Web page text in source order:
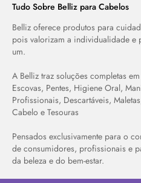
Tudo Sobre Belliz para Cabelos
Belliz oferece produtos para
pois valorizam a individualidade e
um.
A Belliz traz soluções completas
Escovas, Pentes, Higiene Oral,
Profissionais, Descartáveis,
Cabelo e Tesouras
Pensados exclusivamente para o
de consumidores, profissionais e
da beleza e do bem-estar.